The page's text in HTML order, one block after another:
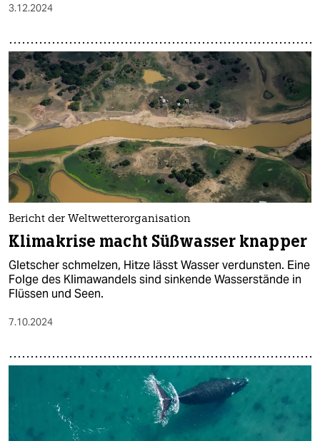
3.12.2024
Bericht der Weltwetterorganisation
Klimakrise macht Süßwasser knapper
Gletscher schmelzen, Hitze lässt Wasser verdunsten. Eine
Folge des Klimawandels sind sinkende Wasserstände in
Flüssen und Seen.
7.10.2024